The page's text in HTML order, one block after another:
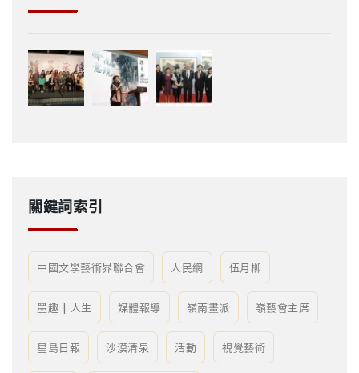
關鍵詞索引
中國文學藝術界聯合會 人民網 伍月柳
墨趣 | 人生 媒體報導 嶺南畫派 嶺藝會主席
星島日報 沙漠清泉 活動 視覺藝術